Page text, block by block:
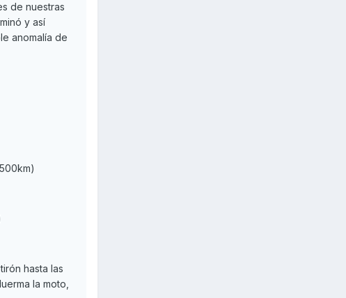
de nuestras
y así
anomalía de
hasta las
la moto,